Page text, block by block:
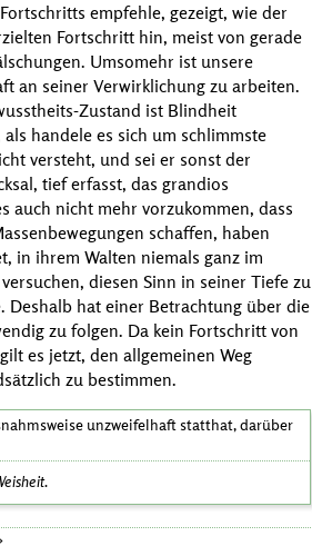
empfehle, gezeigt, wie der
Fortschritt hin, meist von gerade
Umsomehr ist unsere
an seiner Verwirklichung zu arbeiten.
Zustand ist Blindheit
handele es sich um schlimmste
versteht, und sei er sonst der
tief erfasst, das grandios
auch nicht mehr vorzukommen, dass
schaffen, haben
in ihrem Walten niemals ganz im
diesen Sinn in seiner Tiefe zu
hat einer Betrachtung über die
zu folgen. Da kein Fortschritt von
es jetzt, den allgemeinen Weg
zu bestimmen.
unzweifelhaft statthat, darüber
.